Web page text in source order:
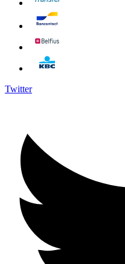
Twitter